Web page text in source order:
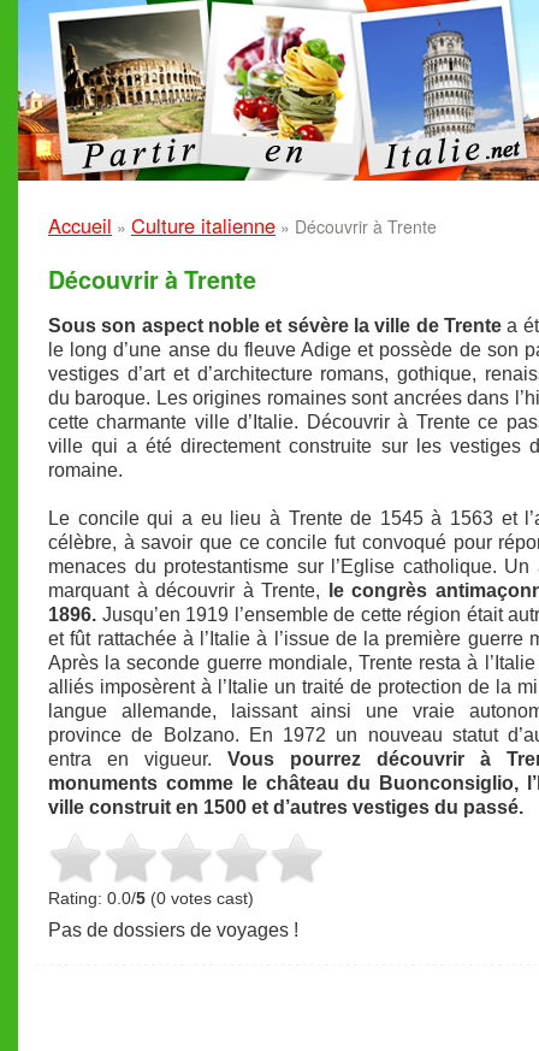
Accueil » Culture italienne » Découvrir à Trente
Découvrir à Trente
Sous son aspect noble et sévère la ville de Trente a
le long d’une anse du fleuve Adige et possède de son
vestiges d’art et d’architecture romans, gothique,
du baroque. Les origines romaines sont ancrées dans
cette charmante ville d’Italie. Découvrir à Trente ce
ville qui a été directement construite sur les vestiges
romaine.
Le concile qui a eu lieu à Trente de 1545 à 1563 et
célèbre, à savoir que ce concile fut convoqué pour
menaces du protestantisme sur l’Eglise catholique. Un
marquant à découvrir à Trente, le congrès
1896. Jusqu’en 1919 l’ensemble de cette région était
et fût rattachée à l’Italie à l’issue de la première guerre
Après la seconde guerre mondiale, Trente resta à
alliés imposèrent à l’Italie un traité de protection de la
langue allemande, laissant ainsi une vraie
province de Bolzano. En 1972 un nouveau statut
entra en vigueur. Vous pourrez découvrir à
monuments comme le château du Buonconsiglio,
ville construit en 1500 et d’autres vestiges du passé.
Rating: 0.0/5 (0 votes cast)
Pas de dossiers de voyages !